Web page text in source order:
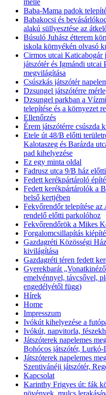
mellé
Baba-Mama padok
Babakocsi és
alakú süllyesztése az
Búsuló Juhász étterem
iskola környékén olvasó
Cirmos utcai Katicabogár
játszótér és Igmándi utcai
megvilágítása
Csúszkás játszótér
Dzsungel játszótérre
Dzsungel parkban a
telepítése és a környezet
Ellenőrzés
Érem játszótérre csúszda
Etele út 48/B előtti
Kalotaszeg és Barázda
pad kihelyezése
Ez egy minta oldal
Fadrusz utca 9/B ház
Fedett kerékpártároló
Fedett kerékpártárolók a
belső kertjében
Fekvőrendőr telepítése
rendelő előtti parkolóhoz
Fekvőrendőrök a Mikes
Forgalomcsillapítás
Gazdagréti Közösségi
kivilágítása
Gazdagréti téren fedett
Gyerekbarát
emelvénnyel, távcsővel,
engedélyétől függ)
Hírek
Home
Impresszum
Ivókút kihelyezése a
Ivókút, napvitorla,
Játszóterek napelemes
Bohócos játszótér, Lurkó-
Játszóterek napelemes
Szentivánéji játszótér,
Kapcsolat
Karinthy Frigyes út: fák
növények, mulcs